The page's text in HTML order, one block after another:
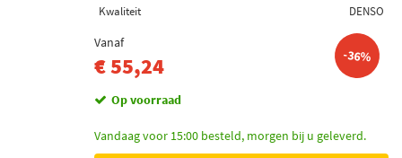
Kwaliteit DENSO
Vanaf
€ 55,24 -36%
Op voorraad
Vandaag voor 15:00 besteld, morgen bij u geleverd.